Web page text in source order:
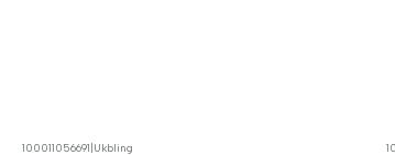
100011056691 Ukbling